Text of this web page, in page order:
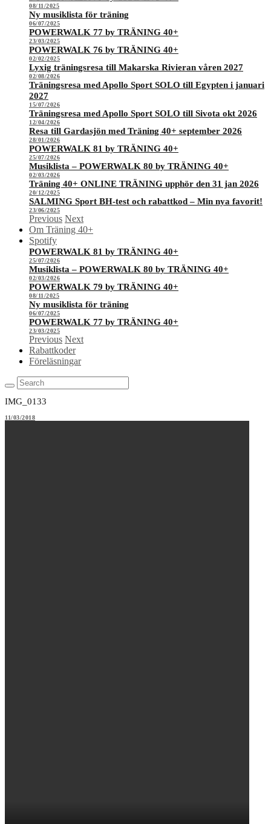
08/11/2025
Ny musiklista för träning
06/07/2025
POWERWALK 77 by TRÄNING 40+
23/03/2025
POWERWALK 76 by TRÄNING 40+
02/02/2025
Lyxig träningsresa till Makarska Rivieran våren 2027
02/08/2026
Träningsresa med Apollo Sport SOLO till Egypten i januari
2027
15/07/2026
Träningsresa med Apollo Sport SOLO till Sivota okt 2026
12/04/2026
Resa till Gardasjön med Träning 40+ september 2026
28/01/2026
POWERWALK 81 by TRÄNING 40+
25/07/2026
Musiklista – POWERWALK 80 by TRÄNING 40+
02/03/2026
Träning 40+ ONLINE TRÄNING upphör den 31 jan 2026
20/12/2025
SALMING Sport BH-test och rabattkod – Min nya favorit!
23/06/2025
Previous Next
Om Träning 40+
Spotify
POWERWALK 81 by TRÄNING 40+
25/07/2026
Musiklista – POWERWALK 80 by TRÄNING 40+
02/03/2026
POWERWALK 79 by TRÄNING 40+
08/11/2025
Ny musiklista för träning
06/07/2025
POWERWALK 77 by TRÄNING 40+
23/03/2025
Previous Next
Rabattkoder
Föreläsningar
IMG_0133
11/03/2018